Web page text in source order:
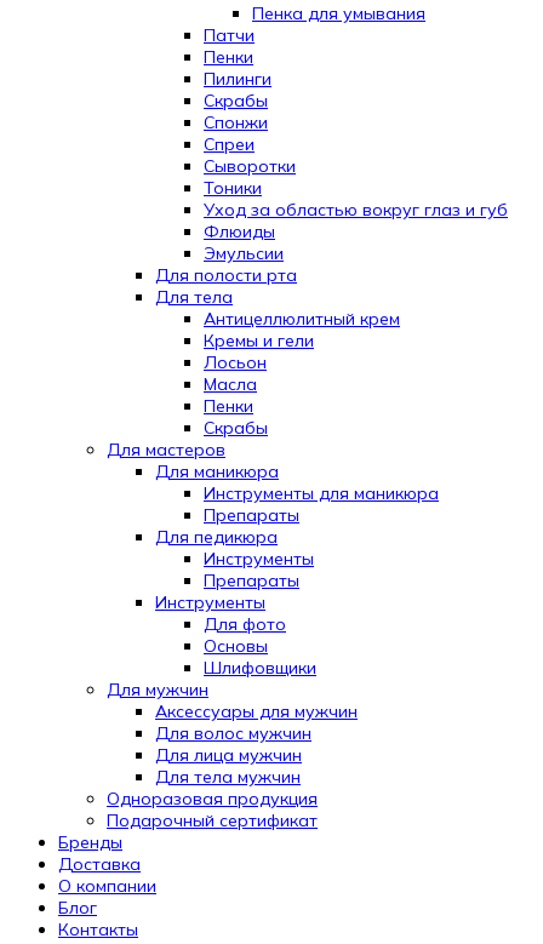
Пенка для умывания
Патчи
Пенки
Пилинги
Скрабы
Спонжи
Спреи
Сыворотки
Тоники
Уход за областью вокруг глаз и губ
Флюиды
Эмульсии
Для полости рта
Для тела
Антицеллюлитный крем
Кремы и гели
Лосьон
Масла
Пенки
Скрабы
Для мастеров
Для маникюра
Инструменты для маникюра
Препараты
Для педикюра
Инструменты
Препараты
Инструменты
Для фото
Основы
Шлифовщики
Для мужчин
Аксессуары для мужчин
Для волос мужчин
Для лица мужчин
Для тела мужчин
Одноразовая продукция
Подарочный сертификат
Automatically
Hierarchic
Categories
Menu
Бренды
Доставка
О компании
Блог
Контакты